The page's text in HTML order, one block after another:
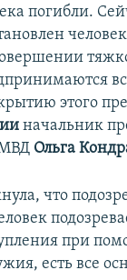
погибли.
этого
начальник
Ольга
что
при
есть все